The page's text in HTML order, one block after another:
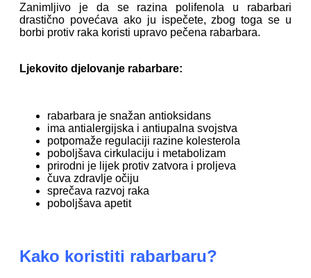
Zanimljivo je da se razina polifenola u rabarbari
drastično povećava ako ju ispečete, zbog toga se u
borbi protiv raka koristi upravo pečena rabarbara.
Ljekovito djelovanje rabarbare:
rabarbara je snažan antioksidans
ima antialergijska i antiupalna svojstva
potpomaže regulaciji razine kolesterola
poboljšava cirkulaciju i metabolizam
prirodni je lijek protiv zatvora i proljeva
čuva zdravlje očiju
sprečava razvoj raka
poboljšava apetit
Kako koristiti rabarbaru?